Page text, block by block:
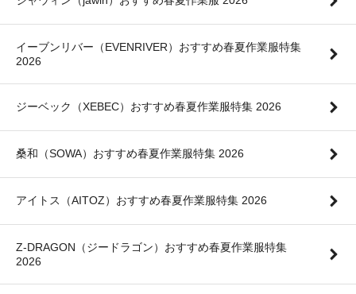
イーブンリバー（EVENRIVER）おすすめ春夏作業服特集
2026
ジーベック（XEBEC）おすすめ春夏作業服特集 2026
桑和（SOWA）おすすめ春夏作業服特集 2026
アイトス（AITOZ）おすすめ春夏作業服特集 2026
Z-DRAGON（ジードラゴン）おすすめ春夏作業服特集
2026